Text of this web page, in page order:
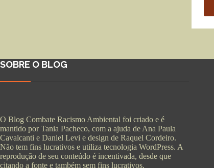
SOBRE O BLOG
O Blog Combate Racismo Ambiental foi criado e é
mantido por Tania Pacheco, com a ajuda de Ana Paula
Cavalcanti e Daniel Levi e design de Raquel Cordeiro.
Não tem fins lucrativos e utiliza tecnologia WordPress. A
reprodução de seu conteúdo é incentivada, desde que
citando a fonte e também sem fins lucrativos.